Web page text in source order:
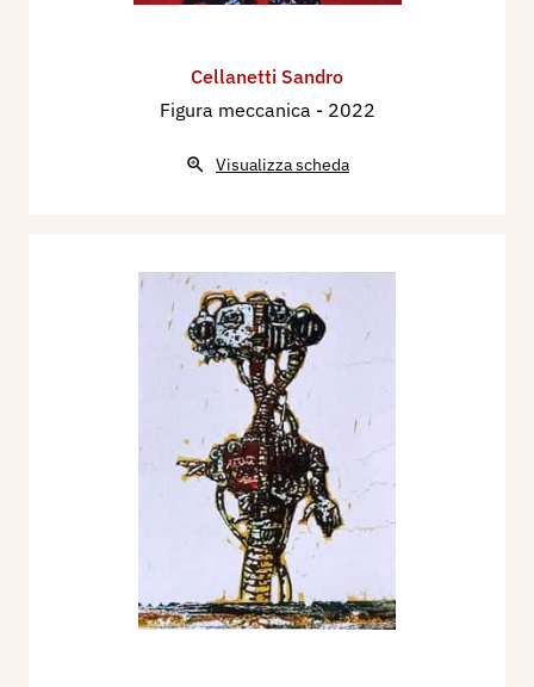
Cellanetti Sandro
Figura meccanica - 2022
Visualizza scheda